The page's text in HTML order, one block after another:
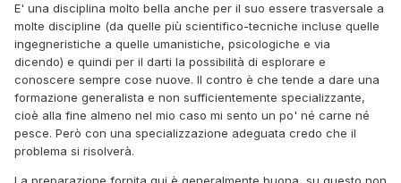
delle persone speciali che hanno creduto in me. Spero
durerà, intanto vado avanti con ingegneria. Un giorno mi
piacerebbe riuscire a lavorare contemporaneamente come
artista e ingegnere e, magari, riuscire a realizzare uno dei
legami tra tecnica e arte.
E' una disciplina molto bella anche per il suo essere trasversale a
molte discipline (da quelle più scientifico-tecniche incluse quelle
ingegneristiche a quelle umanistiche, psicologiche e via
dicendo) e quindi per il darti la possibilità di esplorare e
conoscere sempre cose nuove. Il contro è che tende a dare una
formazione generalista e non sufficientemente specializzante,
cioè alla fine almeno nel mio caso mi sento un po' né carne né
pesce. Però con una specializzazione adeguata credo che il
problema si risolverà.